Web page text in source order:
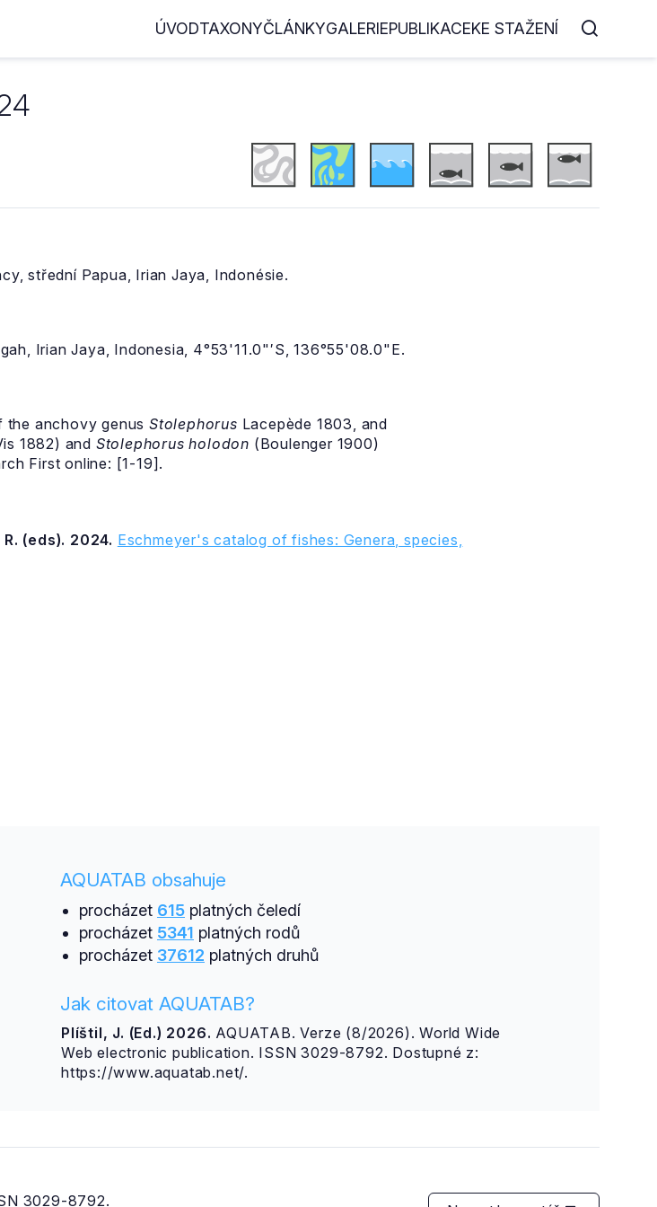
ÚVODTAXONYČLÁNKYGALERIEPUBLIKACEKE STAŽENÍ
střední Papua, Irian Jaya, Indonésie.
Irian Jaya, Indonesia, 4°53'11.0"′S, 136°55'08.0"E.
the anchovy genusStolephorus Lacepède 1803, and
1882) and Stolephorus holodon (Boulenger 1900)
First online: [1-19].
(eds). 2024. Eschmeyer's catalog of fishes: Genera, species,
AQUATAB obsahuje
procházet 615platných čeledí
procházet 5341 platných rodů
procházet 37612 platných druhů
Jak citovat AQUATAB?
Plíštil, J. (Ed.) 2026. AQUATAB. Verze (8/2026). World Wide
Web electronic publication. ISSN 3029-8792. Dostupné z:
https://www.aquatab.net/.
3029-8792.